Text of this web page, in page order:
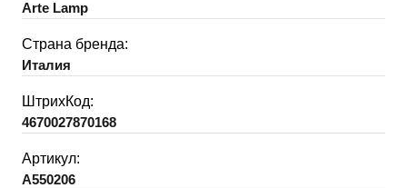
Arte Lamp
Страна бренда:
Италия
ШтрихКод:
4670027870168
Артикул:
A550206